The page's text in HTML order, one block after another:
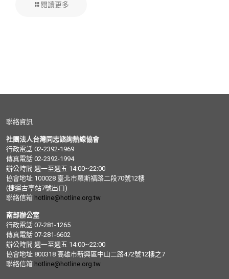
閱讀更多
聯絡資訊
社團法人台灣同志諮詢熱線協會
行政電話 02-2392-1969
傳真電話 02-2392-1994
辦公時間 週一至週五 14:00~22:00
協會地址 100028 臺北市羅斯福路二段70號12樓
(捷運古亭站7號出口)
聯絡信箱 hotline@hotline.org.tw
南部辦公室
行政電話 07-281-1265
傳真電話 07-281-6602
辦公時間 週一至週五 14:00~22:00
協會地址 800318 高雄市新興區中山二路472號12樓之7
聯絡信箱 hotline@hotline.org.tw